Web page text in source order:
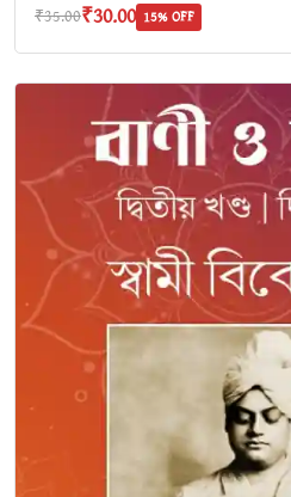
₹35.00₹30.00 15% OFF